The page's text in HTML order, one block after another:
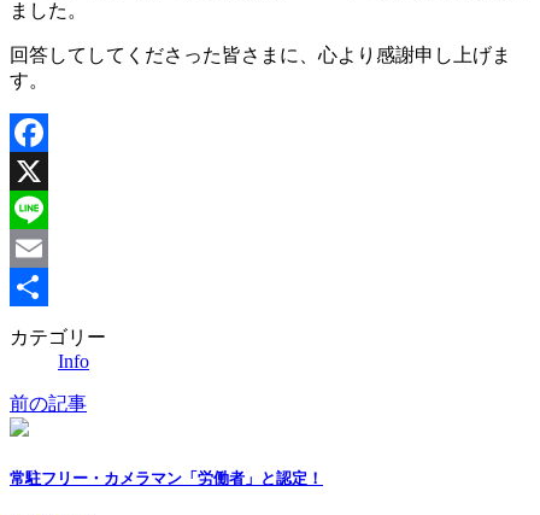
ました。
回答してしてくださった皆さまに、心より感謝申し上げま
す。
Facebook
X
Line
Email
共
カテゴリー
Info
前の記事
常駐フリー・カメラマン「労働者」と認定！